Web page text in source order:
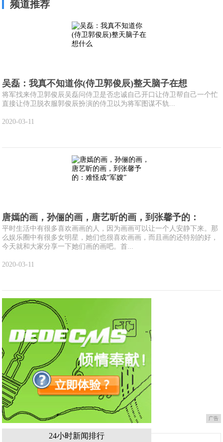
频道推荐
吴磊：我真不知道你(侍卫郭俊辰)整天脑子在想
将军找来侍卫郭俊辰吴磊问侍卫是否忠诚自己开口让侍卫帮自己一个忙
直接让侍卫脱衣服郭俊辰扮演的侍卫以为将军图谋不轨...
2020-03-11
唐嫣的画，孙俪的画，唐艺昕的画，到张馨予的：
平时生活中有很多喜欢画画的人，因为画画可以让一个人安静下来。那
么娱乐圈中有很多女明星，她们也很喜欢画画，而且画的还特别的好，
今天就和大家分享一下她们画的画吧。首...
2020-03-11
广告
24小时新闻排行